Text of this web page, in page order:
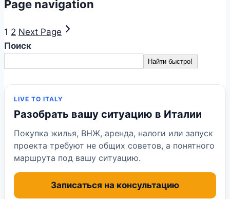
Page navigation
1 2 Next Page
Поиск
Найти быстро!
LIVE TO ITALY
Разобрать вашу ситуацию в Италии
Покупка жилья, ВНЖ, аренда, налоги или запуск
проекта требуют не общих советов, а понятного
маршрута под вашу ситуацию.
Записаться на консультацию